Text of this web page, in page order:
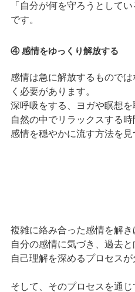
「自分が何を守ろうとして
です。
④ 感情をゆっくり解放する
感情は急に解放するもので
く必要があります。
深呼吸をする、ヨガや瞑想を
自然の中でリラックスする時
感情を穏やかに流す方法を見
複雑に絡み合った感情を解き
自分の感情に気づき、過去と
自己理解を深めるプロセスが
そして、そのプロセスを通じ